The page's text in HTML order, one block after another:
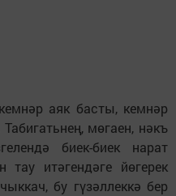
аяк басты, кемнәр
мөгаен, нәкъ
биек-биек нарат
итәгендәге йөгерек
бу гүзәллеккә бер